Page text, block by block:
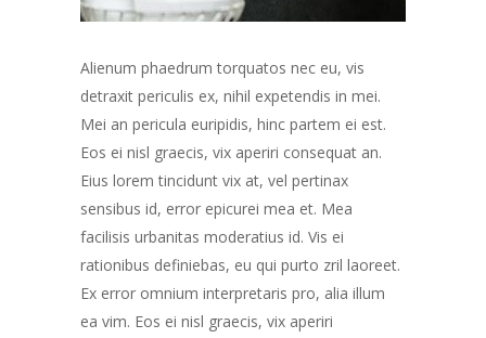
Alienum phaedrum torquatos nec eu, vis
detraxit periculis ex, nihil expetendis in mei.
Mei an pericula euripidis, hinc partem ei est.
Eos ei nisl graecis, vix aperiri consequat an.
Eius lorem tincidunt vix at, vel pertinax
sensibus id, error epicurei mea et. Mea
facilisis urbanitas moderatius id. Vis ei
rationibus definiebas, eu qui purto zril laoreet.
Ex error omnium interpretaris pro, alia illum
ea vim. Eos ei nisl graecis, vix aperiri